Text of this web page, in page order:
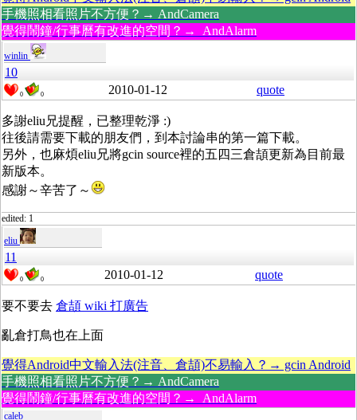
手機照相看照片不方便？→ AndCamera
覺得鬧鐘/行事曆有改進的空間？→ AndAlarm
winlin
10
0 0 2010-01-12 quote
多謝eliu兄提醒，已整理乾淨 :)
往後請需要下載的朋友們，到本討論串的第一篇下載。
另外，也麻煩eliu兄將gcin source裡的五四三倉頡更新為目前最
新版本。
感謝～辛苦了～
edited: 1
eliu
11
0 0 2010-01-12 quote
要不要去 倉頡 wiki 打廣告
亂倉打鳥也在上面
覺得Android中文輸入法(注音、倉頡)不易輸入？→ gcin Android
手機照相看照片不方便？→ AndCamera
覺得鬧鐘/行事曆有改進的空間？→ AndAlarm
caleb